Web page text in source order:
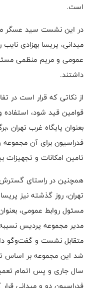
است.
در این نشست سید عسگر
میدانی، پریسا بهزادی
عمومی و مریم منظمی
داشتند.
از نکاتی که قرار است در
قوامین قید شود، استفاده
بعنوان پایگاه غرب تهران
فدراسیون برای آن
تامین امکانات و تجهیزات
همچنین در راستای
تهران، روز گذشته نیز
مسئول روابط عمومی،
مدیر مجموعه پردیس
متقابل نشست و گفت‌وگو
شد این مجموعه بر اساس
سال جاری و پس اتمام